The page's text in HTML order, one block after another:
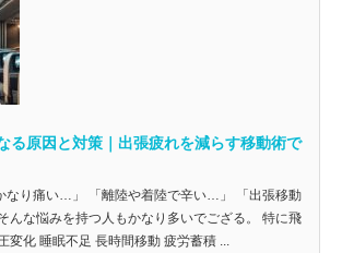
る原因と対策｜出張疲れを減らす移動術で
なり痛い…」 「離陸や着陸で辛い…」 「出張移動
んな悩みを持つ人もかなり多いでござる。 特に飛
変化 睡眠不足 長時間移動 疲労蓄積 ...